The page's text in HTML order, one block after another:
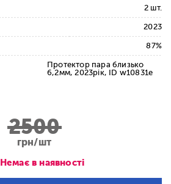
2 шт.
2023
87%
Протектор пара близько
6,2мм, 2023рік, ID w10831e
2500
грн/шт
Немає в наявності